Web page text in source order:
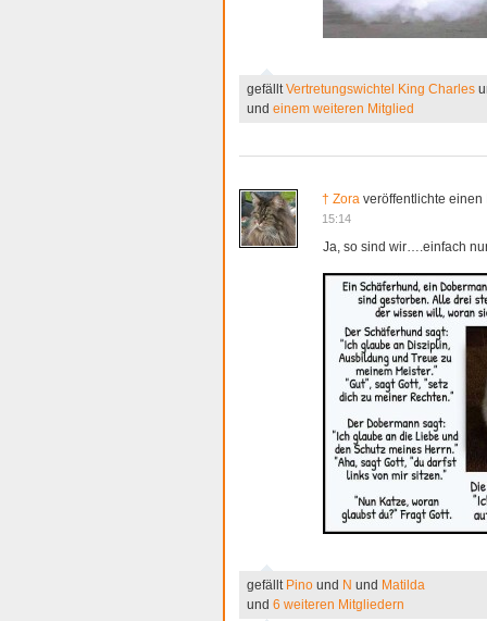
gefälltVertretungswichtel King Charles
und einem weiteren Mitglied
† Zora veröffentlichte einen
15:14
Ja, so sind wir….einfach
gefällt Pino und N und Matilda
und 6 weiteren Mitgliedern